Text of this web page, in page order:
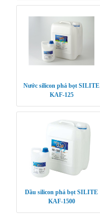
Nước silicon phá bọt SILITE
KAF-125
Dầu silicon phá bọt SILITE
KAF-1500